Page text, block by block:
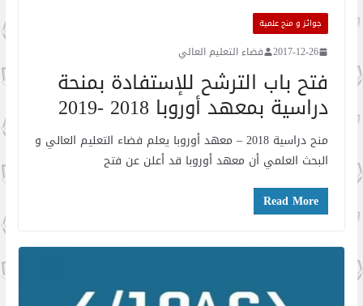
جوائز و منح علمية
2017-12-26 فضاء التعليم العالي
فتح باب الترشح للإستفادة بمنحة
دراسية بمعهد أوروبا 2018 -2019
منح دراسية 2018 – معهد أوروبا يعلم فضاء التعليم العالي و
البحث العلمي أن معهد أوروبا قد أعلن عن فتح
Read More